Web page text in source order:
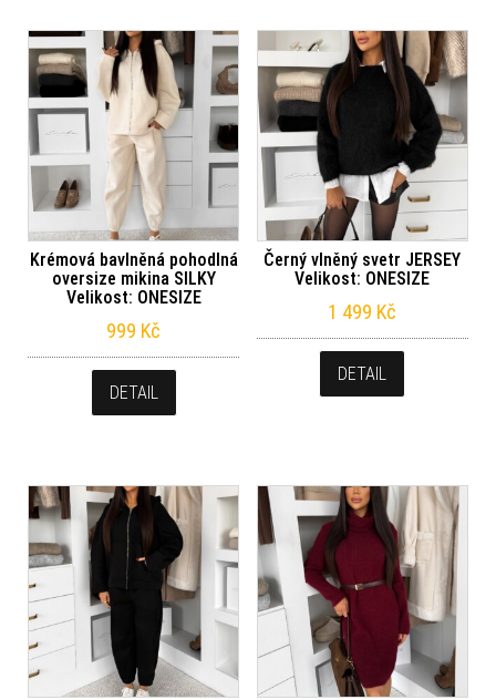
Krémová bavlněná pohodlná
oversize mikina SILKY
Velikost: ONESIZE
999 Kč
DETAIL
Černý vlněný svetr JERSEY
Velikost: ONESIZE
1 499 Kč
DETAIL